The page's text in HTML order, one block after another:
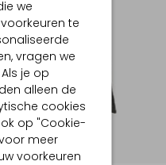
we
te
vragen we
je op
alleen de
cookies
op "Cookie-
meer
voorkeuren
-20%